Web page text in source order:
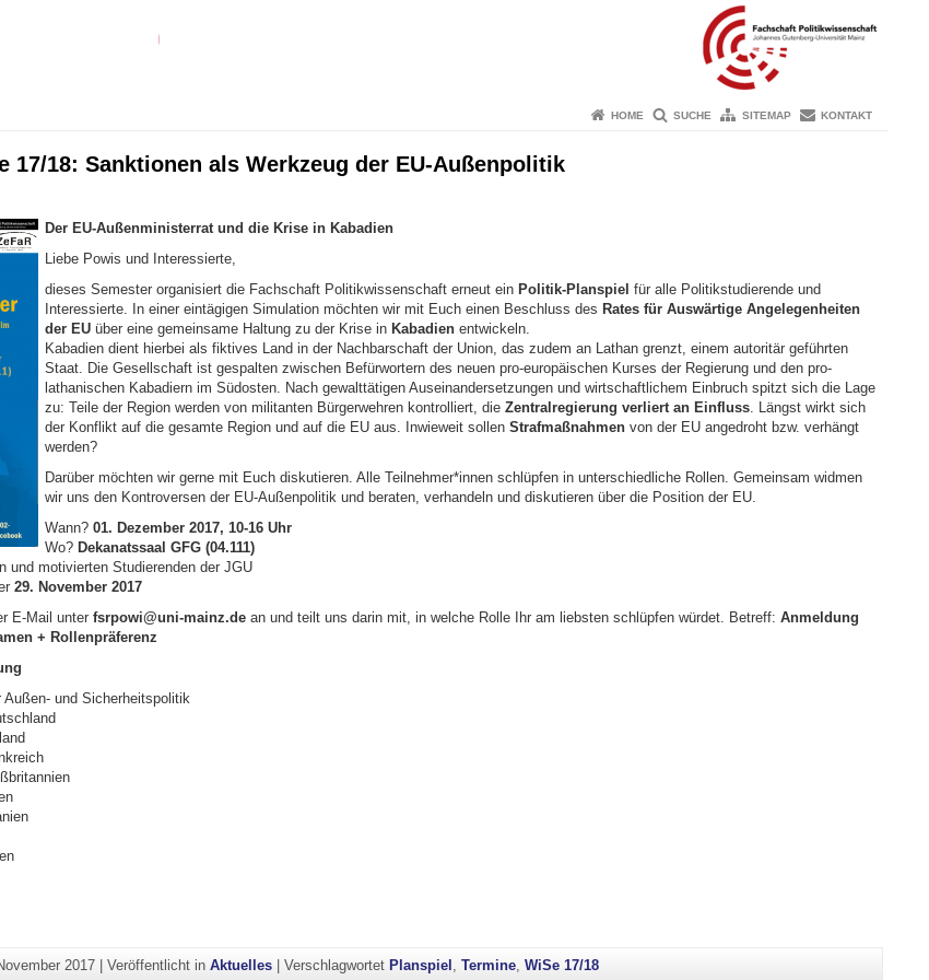
HOME SUCHE SITEMAP KONTAKT
17/18: Sanktionen als Werkzeug der EU-Außenpolitik
Der EU-Außenministerrat und die Krise in Kabadien
Liebe Powis und Interessierte,
dieses Semester organisiert die Fachschaft Politikwissenschaft erneut ein Politik-Planspiel für alle Politikstudierende und
Interessierte. In einer eintägigen Simulation möchten wir mit Euch einen Beschluss des Rates für Auswärtige Angelegenheiten
der EU über eine gemeinsame Haltung zu der Krise in Kabadienentwickeln.
Kabadien dient hierbei als fiktives Land in der Nachbarschaft der Union, das zudem an Lathan grenzt, einem autoritär geführten
Staat. Die Gesellschaft ist gespalten zwischen Befürwortern des neuen pro-europäischen Kurses der Regierung und den pro-
lathanischen Kabadiern im Südosten. Nach gewalttätigen Auseinandersetzungen und wirtschaftlichem Einbruch spitzt sich die Lage
zu: Teile der Region werden von militanten Bürgerwehren kontrolliert, die Zentralregierung verliert an Einfluss. Längst wirkt sich
der Konflikt auf die gesamte Region und auf die EU aus. Inwieweit sollen Strafmaßnahmenvon der EU angedroht bzw. verhängt
werden?
Darüber möchten wir gerne mit Euch diskutieren. Alle Teilnehmer*innen schlüpfen in unterschiedliche Rollen. Gemeinsam widmen
wir uns den Kontroversen der EU-Außenpolitik und beraten, verhandeln und diskutieren über die Position der EU.
Wann? 01. Dezember 2017, 10-16 Uhr
Wo?Dekanatssaal GFG (04.111)
und motivierten Studierenden der JGU
29. November 2017
E-Mail unterfsrpowi@uni-mainz.dean und teilt uns darin mit, in welche Rolle Ihr am liebsten schlüpfen würdet. Betreff: Anmeldung
+ Rollenpräferenz
Außen- und Sicherheitspolitik
2017 |Veröffentlicht inAktuelles |VerschlagwortetPlanspiel ,Termine ,WiSe 17/18